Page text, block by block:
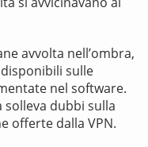
avvolta nell’ombra,
sulle
nel software.
solleva dubbi sulla
offerte dalla VPN.